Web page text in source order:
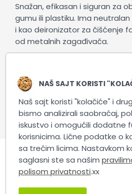
Snažan, efikasan i siguran za
gumu ili plastiku. Ima
i kao deironizator za čišćenje
od metalnih zagađivača.
zamenili smo delikatnim
K2 Roton Pro učinili još
U slučaju velike prljavštine
K2 ROTON PRO sa K2 Detailing
Povezani
NAŠ SAJT KORISTI
Naš sajt koristi "kolačiće" i
bismo analizirali saobraćaj,
iskustvo i omogućili dodatne
korisnicima. Lične podatke o
sa trećim licima. Nastavkom
saglasni ste sa našim
polisom privatnosti.xx